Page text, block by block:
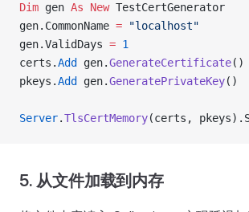
Dim gen As New TestCertGenerator
gen.CommonName = "localhost"
gen.ValidDays = 1
certs.Add gen.GenerateCertificate()
pkeys.Add gen.GeneratePrivateKey()
Server.TlsCertMemory(certs,
5. 从文件加载到内存